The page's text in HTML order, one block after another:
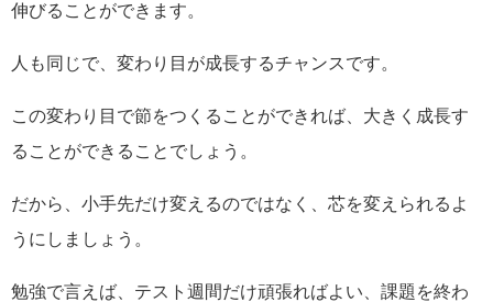
伸びることができます。
人も同じで、変わり目が成長するチャンスです。
この変わり目で節をつくることができれば、大きく成長す
ることができることでしょう。
だから、小手先だけ変えるのではなく、芯を変えられるよ
うにしましょう。
勉強で言えば、テスト週間だけ頑張ればよい、課題を終わ